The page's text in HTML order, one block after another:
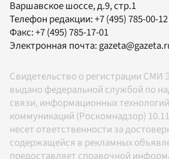
Варшавское шоссе, д.9, стр.1
Телефон редакции:+7 (495) 785-00-12
Факс:+7 (495) 785-17-01
Электронная почта:
Свидетельство о регистрации СМИ
выдано федеральной службой по
связи, информационных
коммуникаций (Роскомнадзор)
несет ответственности за
содержащейся в рекламных
предоставляет справочной